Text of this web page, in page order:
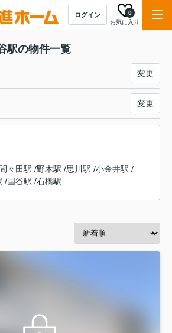
ログイン
お気に入り
0
駅の物件一覧
変更
変更
間々田駅 /野木駅 /思川駅 /小金井駅 /
/国谷駅 /石橋駅